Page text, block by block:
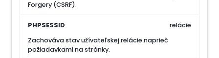
Forgery (CSRF).
PHPSESSID
Zachováva stav užívateľskej relácie naprieč
požiadavkami na stránky.
relácie